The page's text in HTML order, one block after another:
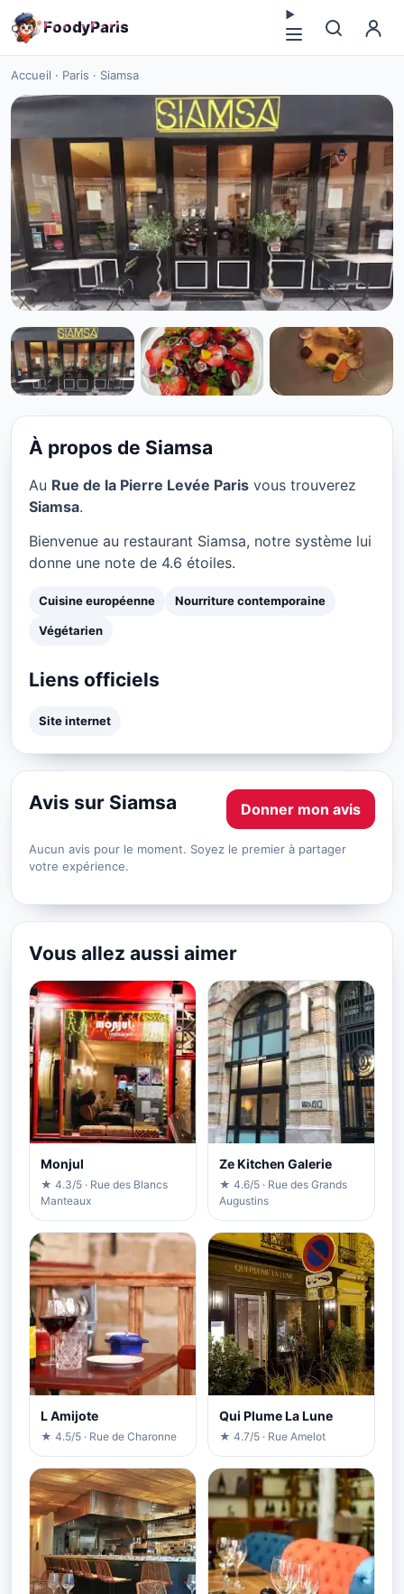
FoodyParis
Accueil · Paris · Siamsa
CUISINE EUROPÉENNE
Siamsa à Paris
★ 4.6/5
À propos de Siamsa
Au Rue de la Pierre Levée Paris vous trouverez
Siamsa.
Bienvenue au restaurant Siamsa, notre système lui
donne une note de 4.6 étoiles.
Cuisine européenne Nourriture contemporaine
Végétarien
Liens officiels
Site internet
Avis sur Siamsa Donner mon avis
Aucun avis pour le moment. Soyez le premier à partager
votre expérience.
Vous allez aussi aimer
Monjul
★ 4.3/5 · Rue des Blancs
Manteaux
Ze Kitchen Galerie
★ 4.6/5 · Rue des Grands
Augustins
L Amijote
★ 4.5/5 · Rue de Charonne
Qui Plume La Lune
★ 4.7/5 · Rue Amelot